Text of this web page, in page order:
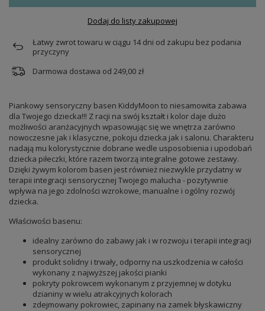
Dodaj do listy zakupowej
Łatwy zwrot towaru w ciągu 14dni od zakupu bez podania
przyczyny
Darmowa dostawa od 249,00 zł
Piankowy sensoryczny basen KiddyMoon to niesamowita zabawa
dla Twojego dziecka!!! Z racji na swój kształt i kolor daje dużo
możliwości aranżacyjnych wpasowując się we wnętrza zarówno
nowoczesne jak i klasyczne, pokoju dziecka jak i salonu. Charakteru
nadają mu kolorystycznie dobrane wedle usposobienia i upodobań
dziecka piłeczki, które razem tworzą integralne gotowe zestawy.
Dzięki żywym kolorom basen jest również niezwykle przydatny w
terapii integracji sensorycznej Twojego malucha - pozytywnie
wpływa na jego zdolności wzrokowe, manualne i ogólny rozwój
dziecka.
Właściwości basenu:
idealny zarówno do zabawy jak i w rozwoju i terapii integracji
sensorycznej
produkt solidny i trwały, odporny na uszkodzenia w całości
wykonany z najwyższej jakości pianki
pokryty pokrowcem wykonanym z przyjemnej w dotyku
dzianiny w wielu atrakcyjnych kolorach
zdejmowany pokrowiec, zapinany na zamek błyskawiczny